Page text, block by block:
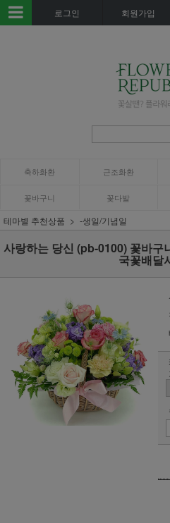
로그인 회원가입
축하화환 근조화환
꽃바구니 꽃다발
테마별 추천상품 -생일/기념일
사랑하는 당신 (pb-0100) 꽃바구
국꽃배달